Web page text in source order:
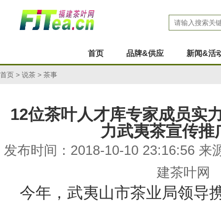
首页 品牌&供应 新闻&活
首页 > 说茶 > 茶事
12位茶叶人才库专家成员实
力武夷茶宣传推
发布时间：2018-10-10 23:16:56 来
建茶叶
今年，武夷山市茶业局领导